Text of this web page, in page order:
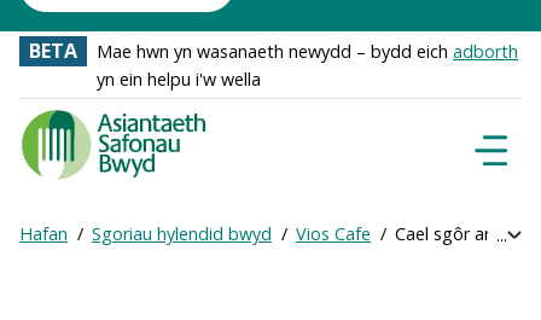
BETA Mae hwn yn wasanaeth newydd – bydd eich adborth
yn ein helpu i'w wella
Food
Standards
Agency
Frontpage
Breadcrumb
Hafan Sgoriau hylendid bwyd Vios Cafe Cael sgôr ar-lein